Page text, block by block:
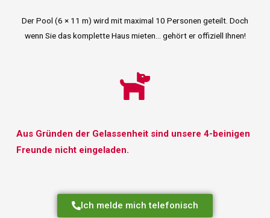
Der Pool (6 × 11 m) wird mit maximal 10 Personen geteilt. Doch
wenn Sie das komplette Haus mieten… gehört er offiziell Ihnen!
Aus Gründen der Gelassenheit sind unsere 4-beinigen
Freunde nicht eingeladen.
Ich melde mich telefonisch